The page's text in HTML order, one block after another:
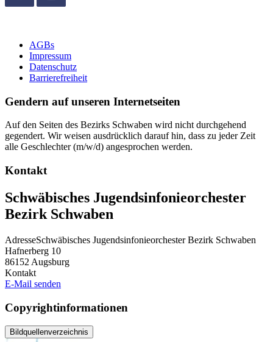
AGBs
Impressum
Datenschutz
Barrierefreiheit
Gendern auf unseren Internetseiten
Auf den Seiten des Bezirks Schwaben wird nicht durchgehend
gegendert. Wir weisen ausdrücklich darauf hin, dass zu jeder Zeit
alle Geschlechter (m/w/d) angesprochen werden.
Kontakt
Schwäbisches Jugendsinfonieorchester
Bezirk Schwaben
AdresseSchwäbisches Jugendsinfonieorchester Bezirk Schwaben
Hafnerberg 10
86152 Augsburg
Kontakt
E-Mail senden
Copyrightinformationen
Bildquellenverzeichnis